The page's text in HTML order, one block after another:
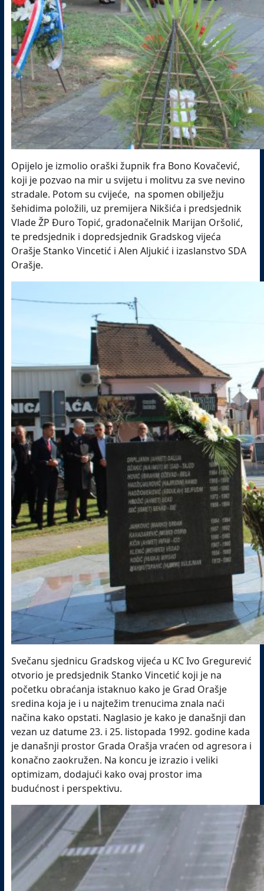
Opijelo je izmolio oraški župnik fra Bono Kovačević,
koji je pozvao na mir u svijetu i molitvu za sve nevino
stradale. Potom su cvijeće, na spomen obilježju
šehidima položili, uz premijera Nikšića i predsjednik
Vlade ŽP Đuro Topić, gradonačelnik Marijan Oršolić,
te predsjednik i dopredsjednik Gradskog vijeća
Orašje Stanko Vincetić i Alen Aljukić i izaslanstvo SDA
Orašje.
Svečanu sjednicu Gradskog vijeća u KC Ivo Gregurević
otvorio je predsjednik Stanko Vincetić koji je na
početku obraćanja istaknuo kako je Grad Orašje
sredina koja je i u najtežim trenucima znala naći
načina kako opstati. Naglasio je kako je današnji dan
vezan uz datume 23. i 25. listopada 1992. godine kada
je današnji prostor Grada Orašja vraćen od agresora i
konačno zaokružen. Na koncu je izrazio i veliki
optimizam, dodajući kako ovaj prostor ima
budućnost i perspektivu.